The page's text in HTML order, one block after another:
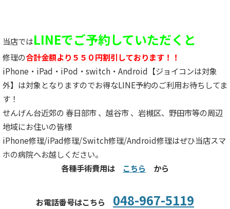
当店ではLINEでご予約していただくと
修理の合計金額より５５０円割引しております！！
iPhone・iPad・iPod・switch・Android【ジョイコンは対象
外】は対象となりますのでお得なLINE予約のご利用お待ちしてま
す！
せんげん台近郊の 春日部市 、越谷市 、岩槻区、野田市等の周辺
地域にお住いの皆様
iPhone修理/iPad修理/Switch修理/Android修理はぜひ当店スマ
ホの病院へお越しください。
各種手術費用は こちら から
お電話番号はこちら 048-967-5119